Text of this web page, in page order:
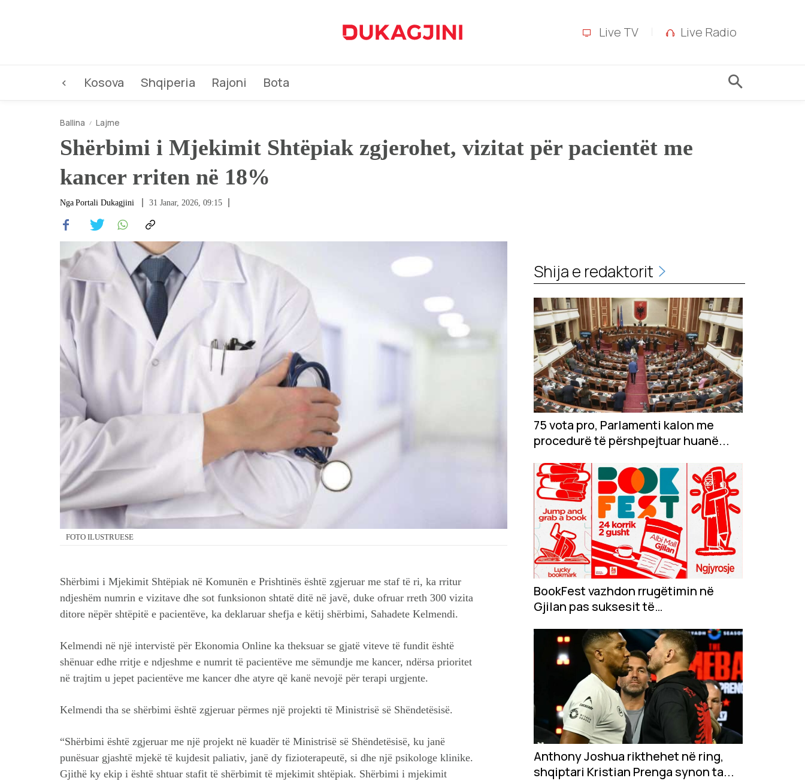
Live TV Live Radio
< Kosova Shqiperia Rajoni Bota
Ballina Lajme
Shërbimi i Mjekimit Shtëpiak zgjerohet, vizitat për pacientët me
kancer rriten në 18%
Nga Portali Dukagjini 31 Janar, 2026, 09:15
FOTO ILUSTRUESE
Shërbimi i Mjekimit Shtëpiak në Komunën e Prishtinës është zgjeruar me staf të ri, ka rritur
ndjeshëm numrin e vizitave dhe sot funksionon shtatë ditë në javë, duke ofruar rreth 300 vizita
ditore nëpër shtëpitë e pacientëve, ka deklaruar shefja e këtij shërbimi, Sahadete Kelmendi.
Kelmendi në një intervistë për Ekonomia Online ka theksuar se gjatë viteve të fundit është
shënuar edhe rritje e ndjeshme e numrit të pacientëve me sëmundje me kancer, ndërsa prioritet
në trajtim u jepet pacientëve me kancer dhe atyre që kanë nevojë për terapi urgjente.
Kelmendi tha se shërbimi është zgjeruar përmes një projekti të Ministrisë së Shëndetësisë.
“Shërbimi është zgjeruar me një projekt në kuadër të Ministrisë së Shëndetësisë, ku janë
punësuar gjashtë mjekë të kujdesit paliativ, janë dy fizioterapeutë, si dhe një psikologe klinike.
Gjithë ky ekip i është shtuar stafit të shërbimit të mjekimit shtëpiak. Shërbimi i mjekimit
Shija e redaktorit
75 vota pro, Parlamenti kalon me
procedurë të përshpejtuar huanë...
BookFest vazhdon rrugëtimin në
Gjilan pas suksesit të
Anthony Joshua rikthehet në ring,
shqiptari Kristian Prenga synon ta...